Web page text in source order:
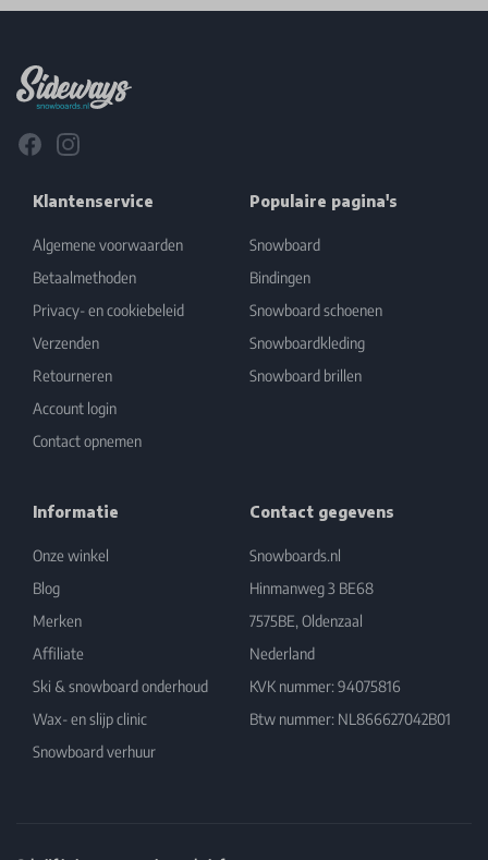
FacebookInstagram
Klantenservice
Algemene voorwaarden
Betaalmethoden
Privacy- en cookiebeleid
Verzenden
Retourneren
Account login
Contact opnemen
Populaire pagina's
Snowboard
Bindingen
Snowboard schoenen
Snowboardkleding
Snowboard brillen
Informatie
Onze winkel
Blog
Merken
Affiliate
Ski & snowboard onderhoud
Wax- en slijp clinic
Snowboard verhuur
Contact gegevens
Snowboards.nl
Hinmanweg 3 BE68
7575BE, Oldenzaal
Nederland
KVK nummer: 94075816
Btw nummer: NL866627042B01